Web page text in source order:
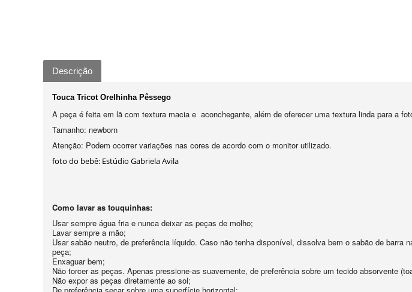
Descrição
Touca Tricot Orelhinha Pêssego
A peça é feita em lã com textura macia e aconchegante, além de oferecer uma textura linda para a
Tamanho: newborn
Atenção: Podem ocorrer variações nas cores de acordo com o monitor utilizado.
foto do bebê: Estúdio Gabriela Avila
Como lavar as touquinhas:
Usar sempre água fria e nunca deixar as peças de molho;
Lavar sempre a mão;
Usar sabão neutro, de preferência líquido. Caso não tenha disponível, dissolva bem o sabão de
peça;
Enxaguar bem;
Não torcer as peças. Apenas pressione-as suavemente, de preferência sobre um tecido absorvente
Não expor as peças diretamente ao sol;